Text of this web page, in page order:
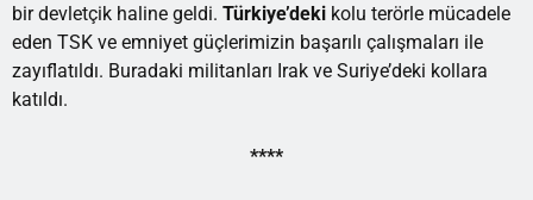
bir devletçik haline geldi. Türkiye’deki kolu terörle mücadele
eden TSK ve emniyet güçlerimizin başarılı çalışmaları ile
zayıflatıldı. Buradaki militanları Irak ve Suriye’deki kollara
katıldı.
****